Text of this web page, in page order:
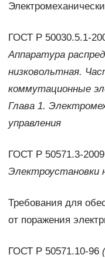
ГОСТ Р 50030.5.1-
Аппаратура
низковольтная.
коммутационные
Глава 1.
управления
ГОСТ Р 50571.3-2009
Электроустановки
Требования для
от поражения
ГОСТ Р 50571.10-96